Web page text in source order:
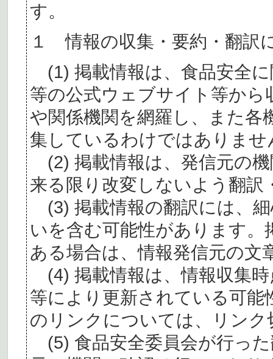
す。
１ 情報の収集・要約・翻訳
(1) 掲載情報は、食品安全
等の公式ウェブサイト等か
や関係機関を網羅し、また各
集しているわけではありませ
(2) 掲載情報は、発信元の
来る限り改変しないよう翻訳
(3) 掲載情報の翻訳には、
いを含む可能性があります。
ある場合は、情報発信元の文
(4) 掲載情報は、情報収集
等により更新されている可
のリンクについては、リン
(5) 食品安全委員会が行っ